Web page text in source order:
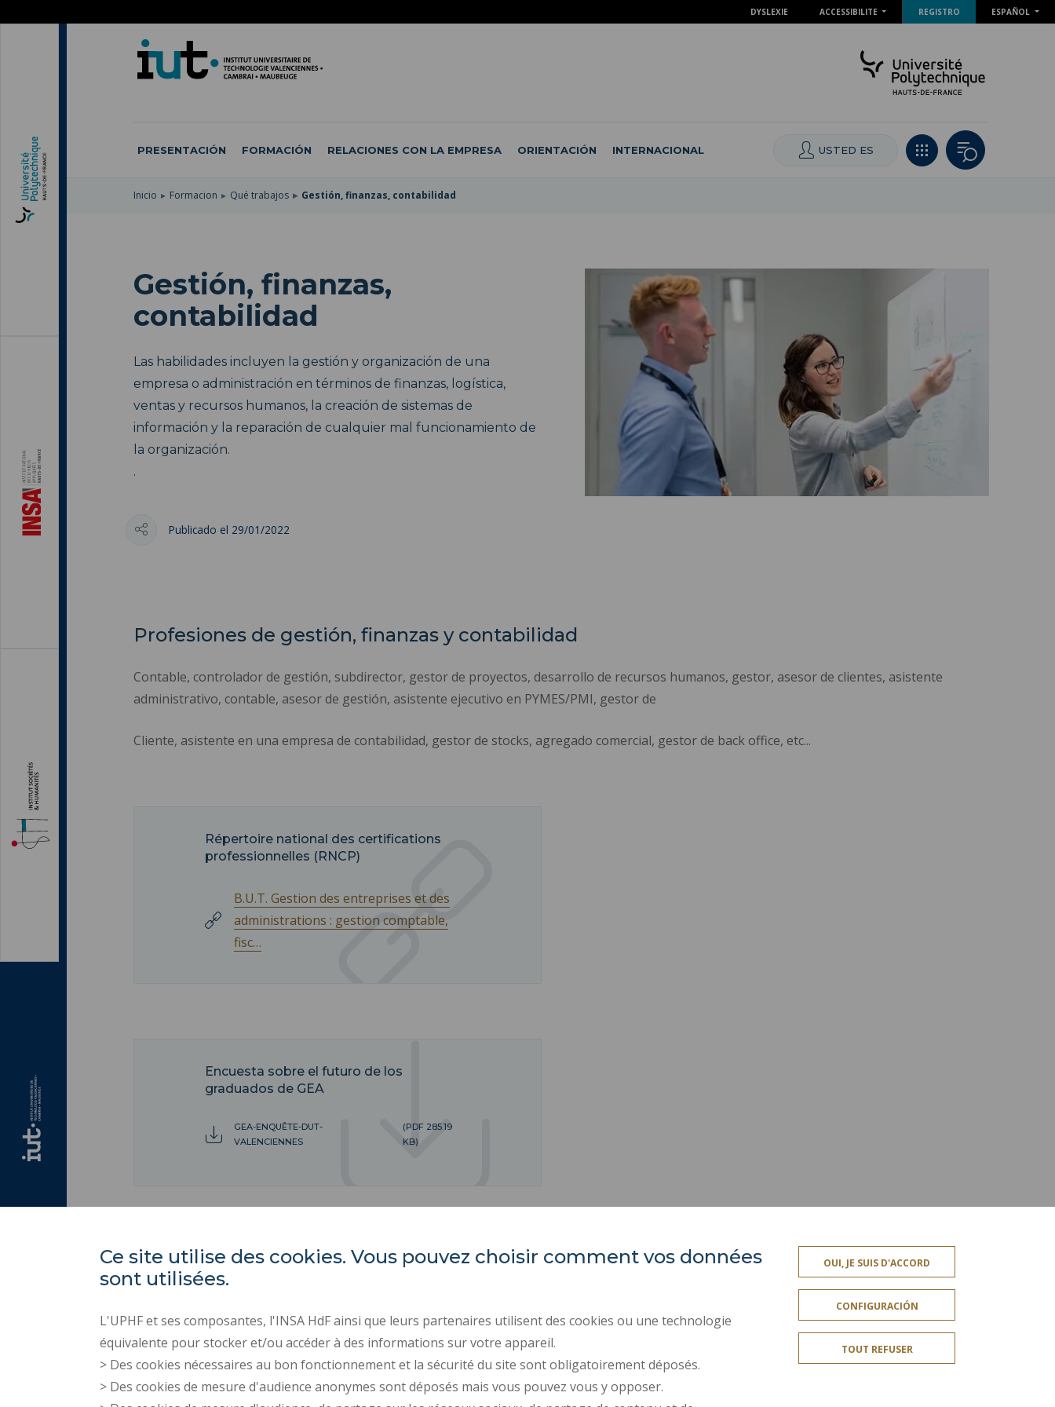
DYSLEXIE ACCESSIBILITE REGISTRO ESPAÑOL
PRESENTACIÓN FORMACIÓN RELACIONES CON LA EMPRESA ORIENTACIÓN INTERNACIONAL USTED ES
Inicio Formacion Qué trabajos Gestión, finanzas, contabilidad
Gestión, finanzas,
contabilidad
Las habilidades incluyen la gestión y organización de una
empresa o administración en términos de finanzas, logística,
ventas y recursos humanos, la creación de sistemas de
información y la reparación de cualquier mal funcionamiento de
la organización.
.
Publicado el 29/01/2022
Profesiones de gestión, finanzas y contabilidad
Contable, controlador de gestión, subdirector, gestor de proyectos, desarrollo de recursos humanos, gestor, asesor de clientes, asistente
administrativo, contable, asesor de gestión, asistente ejecutivo en PYMES/PMI, gestor de
Cliente, asistente en una empresa de contabilidad, gestor de stocks, agregado comercial, gestor de back office, etc...
Répertoire national des certifications
professionnelles (RNCP)
B.U.T. Gestion des entreprises et des
administrations : gestion comptable,
fisc…
Encuesta sobre el futuro de los
graduados de GEA
GEA-ENQUÊTE-DUT-
VALENCIENNES
(PDF 285.19
KB)
Campus Mont Houy
. 59313 Valenciennes cedex 9
INFORMACIÓN LEGAL
CONTRATACIÓN MAPA DEL SITIO
DATOS PERSONALES
Ce site utilise des cookies. Vous pouvez choisir comment vos données
sont utilisées.
L'UPHF et ses composantes, l'INSA HdF ainsi que leurs partenaires utilisent des cookies ou une technologie
équivalente pour stocker et/ou accéder à des informations sur votre appareil.
> Des cookies nécessaires au bon fonctionnement et la sécurité du site sont obligatoirement déposés.
> Des cookies de mesure d'audience anonymes sont déposés mais vous pouvez vous y opposer.
OUI, JE SUIS D'ACCORD
CONFIGURACIÓN
TOUT REFUSER